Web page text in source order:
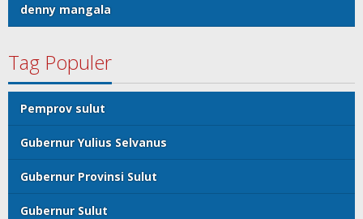
denny mangala
Tag Populer
Pemprov sulut
Gubernur Yulius Selvanus
Gubernur Provinsi Sulut
Gubernur Sulut